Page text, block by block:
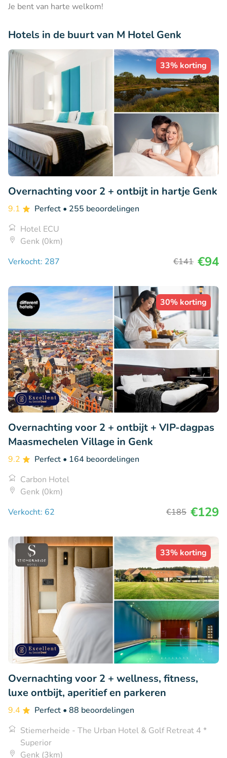
Je bent van harte welkom!
Hotels in de buurt van M Hotel Genk
33% korting
Overnachting voor 2 + ontbijt in hartje Genk
9.1 Perfect • 255 beoordelingen
Hotel ECU
Genk (0km)
Verkocht: 287
€141 €94
30% korting
Overnachting voor 2 + ontbijt + VIP-dagpas
Maasmechelen Village in Genk
9.2 Perfect • 164 beoordelingen
Carbon Hotel
Genk (0km)
Verkocht: 62
€185 €129
33% korting
Overnachting voor 2 + wellness, fitness,
luxe ontbijt, aperitief en parkeren
9.4 Perfect • 88 beoordelingen
Stiemerheide - The Urban Hotel & Golf Retreat 4 *
Superior
Genk (3km)